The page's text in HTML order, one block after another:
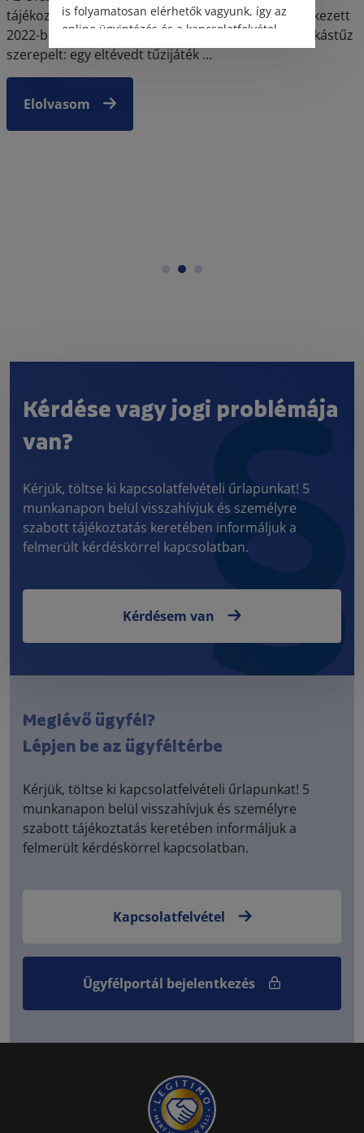
tájékoztatása szerint összesen 7414 lakástűz keletkezett
2022-ben. Az idei év egyik első hírei között is egy lakástűz
szerepelt: egy eltévedt tűzijáték ...
Elolvasom
Kérdése vagy jogi problémája
van?
Kérjük, töltse ki kapcsolatfelvételi űrlapunkat! 5
munkanapon belül visszahívjuk és személyre
szabott tájékoztatás keretében informáljuk a
felmerült kérdéskörrel kapcsolatban.
Kérdésem van
Meglévő ügyfél?
Lépjen be az ügyféltérbe
Kérjük, töltse ki kapcsolatfelvételi űrlapunkat! 5
munkanapon belül visszahívjuk és személyre
szabott tájékoztatás keretében informáljuk a
felmerült kérdéskörrel kapcsolatban.
Kapcsolatfelvétel
Ügyfélportál bejelentkezés
is folyamatosan elérhetők vagyunk, így az
online ügyintézés és a kapcsolatfelvétel
változatlanul biztosított.